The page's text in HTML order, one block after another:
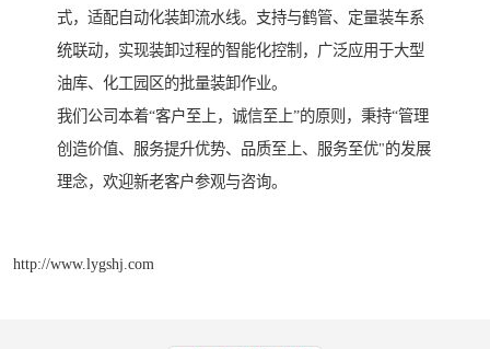
式，适配自动化装卸流水线。支持与鹤管、定量装车系
统联动，实现装卸过程的智能化控制，广泛应用于大型
油库、化工园区的批量装卸作业。
我们公司本着“客户至上，诚信至上”的原则，秉持“管理
创造价值、服务提升优势、品质至上、服务至优"的发展
理念，欢迎新老客户参观与咨询。
http://www.lygshj.com